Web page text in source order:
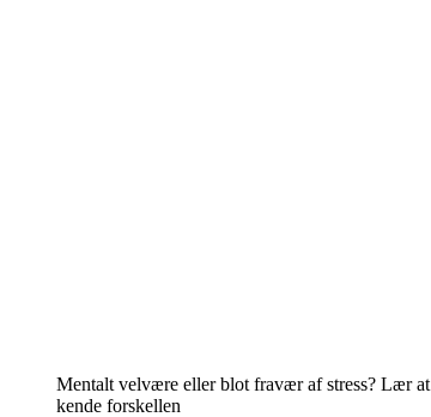
Mentalt velvære eller blot fravær af stress? Lær at
kende forskellen